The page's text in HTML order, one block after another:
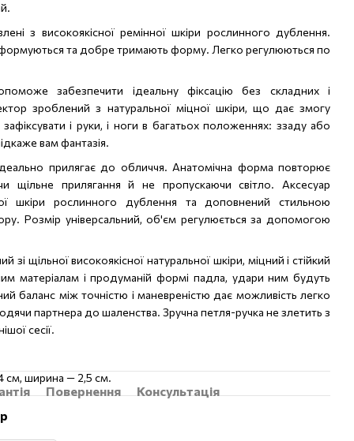
з високоякісної ремінної шкіри рослинного дублення.
та добре тримають форму. Легко регулюються по
забезпечити ідеальну фіксацію без складних і
зроблений з натуральної міцної шкіри, що дає змогу
і руки, і ноги в багатьох положеннях: ззаду або
вам фантазія.
прилягає до обличчя. Анатомічна форма повторює
щільне прилягання й не пропускаючи світло. Аксесуар
шкіри рослинного дублення та доповнений стильною
Розмір універсальний, об'єм регулюється за допомогою
щільної високоякісної натуральної шкіри, міцний і стійкий
матеріалам і продуманій формі падла, удари ним будуть
баланс між точністю і маневреністю дає можливість легко
партнера до шаленства. Зручна петля-ручка не злетить з
сесії.
см, ширина — 2,5 см.
Повернення
Консультація